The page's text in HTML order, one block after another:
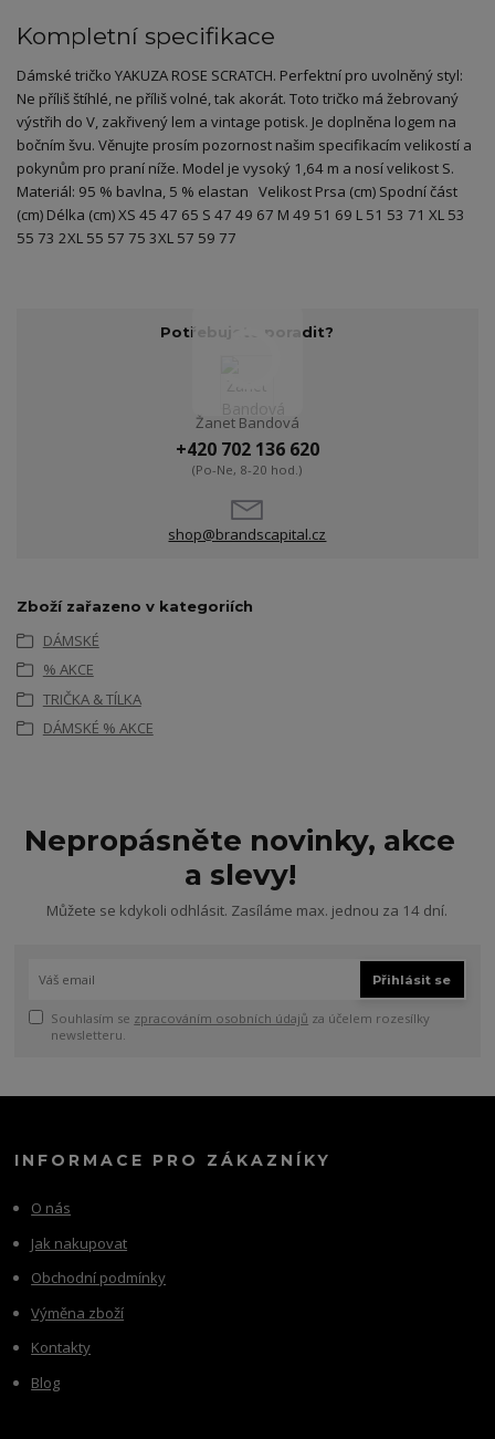
Kompletní specifikace
Dámské tričko YAKUZA ROSE SCRATCH. Perfektní pro uvolněný styl:
Ne příliš štíhlé, ne příliš volné, tak akorát. Toto tričko má žebrovaný
výstřih do V, zakřivený lem a vintage potisk. Je doplněna logem na
bočním švu. Věnujte prosím pozornost našim specifikacím velikostí a
pokynům pro praní níže. Model je vysoký 1,64 m a nosí velikost S.
Materiál: 95 % bavlna, 5 % elastan Velikost Prsa (cm) Spodní část
(cm) Délka (cm) XS 45 47 65 S 47 49 67 M 49 51 69 L 51 53 71 XL 53
55 73 2XL 55 57 75 3XL 57 59 77
Potřebujete poradit?
Žanet Bandová
+420 702 136 620
(Po-Ne, 8-20 hod.)
shop@brandscapital.cz
Zboží zařazeno v kategoriích
DÁMSKÉ
% AKCE
TRIČKA & TÍLKA
DÁMSKÉ % AKCE
Nepropásněte novinky, akce
a slevy!
Můžete se kdykoli odhlásit. Zasíláme max. jednou za 14 dní.
Přihlásit se
Souhlasím se zpracováním osobních údajů za účelem rozesílky
newsletteru.
INFORMACE PRO ZÁKAZNÍKY
O nás
Jak nakupovat
Obchodní podmínky
Výměna zboží
Kontakty
Blog